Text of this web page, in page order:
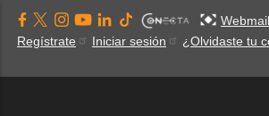
Pasar
Webmail
Regístrate
Iniciar sesión ¿Olvidaste tu